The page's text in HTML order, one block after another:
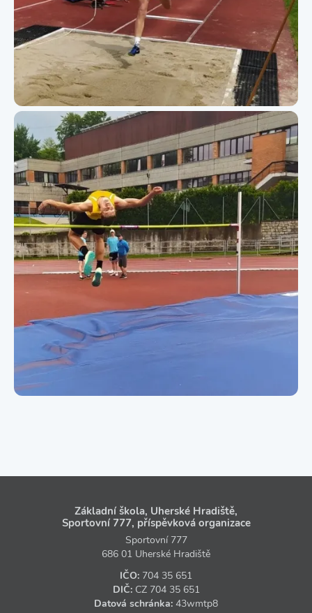
Základní škola, Uherské Hradiště,
Sportovní 777, příspěvková organizace
Sportovní 777
686 01 Uherské Hradiště
IČO: 704 35 651
DIČ: CZ 704 35 651
Datová schránka: 43wmtp8